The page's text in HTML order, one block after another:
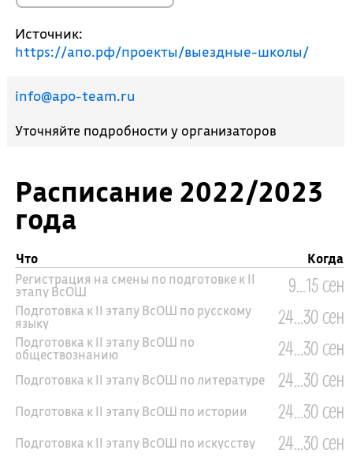
Расписание 2022/2023
года
Что
Когда
Регистрация на смены по подготовке к II
этапу ВсОШ 9...15 сен
Подготовка к II этапу ВсОШ по русскому
языку 24...30 сен
Подготовка к II этапу ВсОШ по
обществознанию 24...30 сен
Подготовка к II этапу ВсОШ по литературе 24...30 сен
Подготовка к II этапу ВсОШ по истории 24...30 сен
Подготовка к II этапу ВсОШ по искусству 24...30 сен
Источник:
https://апо.рф/проекты/выездные-школы/
info@apo-team.ru
Уточняйте подробности у организаторов